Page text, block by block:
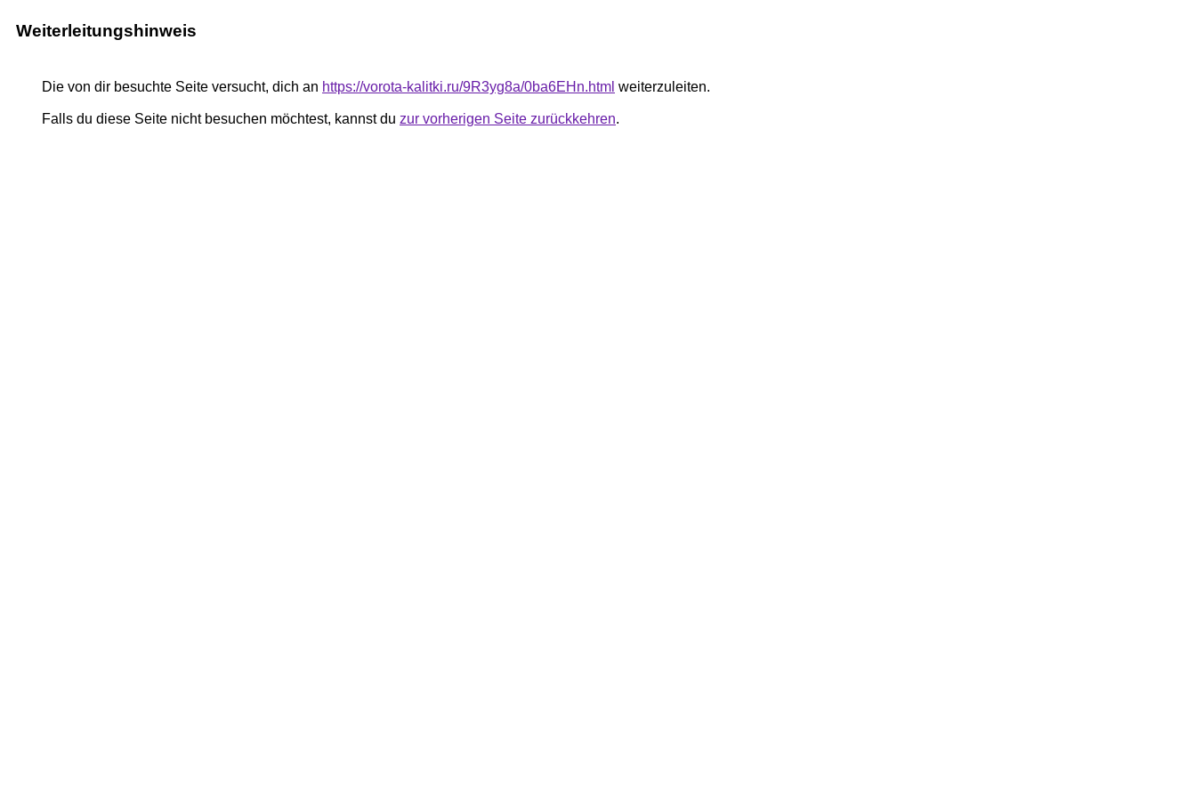
Weiterleitungshinweis
Die von dir besuchte Seite versucht, dich an https://vorota-kalitki.ru/9R3yg8a/0ba6EHn.html weiterzuleiten.
Falls du diese Seite nicht besuchen möchtest, kannst du zur vorherigen Seite zurückkehren.